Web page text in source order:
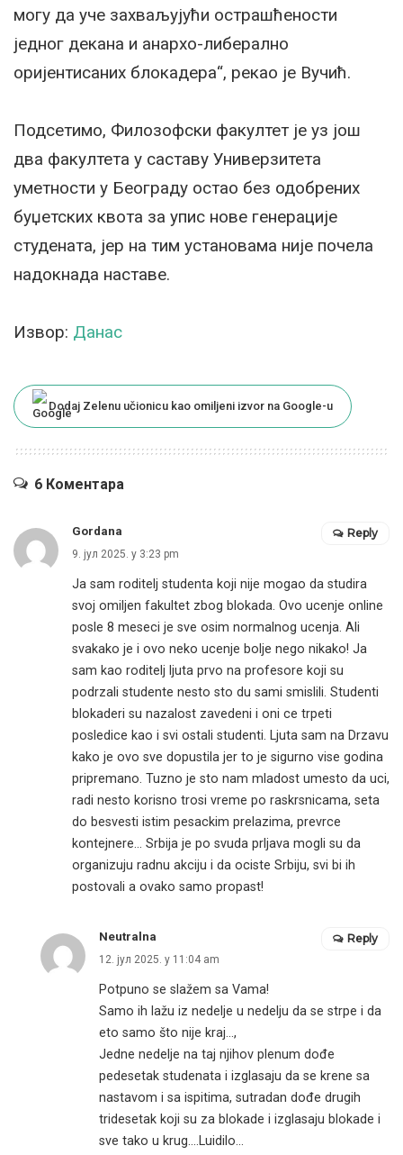
могу да уче захваљујући острашћености
једног декана и анархо-либерално
оријентисаних блокадера“, рекао је Вучић.
Подсетимо, Филозофски факултет је уз још
два факултета у саставу Универзитета
уметности у Београду остао без одобрених
буџетских квота за упис нове генерације
студената, јер на тим установама није почела
надокнада наставе.
Извор: Данас
Dodaj Zelenu učionicu kao omiljeni izvor na Google-u
6 Коментара
Gordana
9. јул 2025. у 3:23 pm
Ja sam roditelj studenta koji nije mogao da studira
svoj omiljen fakultet zbog blokada. Ovo ucenje online
posle 8 meseci je sve osim normalnog ucenja. Ali
svakako je i ovo neko ucenje bolje nego nikako! Ja
sam kao roditelj ljuta prvo na profesore koji su
podrzali studente nesto sto du sami smislili. Studenti
blokaderi su nazalost zavedeni i oni ce trpeti
posledice kao i svi ostali studenti. Ljuta sam na Drzavu
kako je ovo sve dopustila jer to je sigurno vise godina
pripremano. Tuzno je sto nam mladost umesto da uci,
radi nesto korisno trosi vreme po raskrsnicama, seta
do besvesti istim pesackim prelazima, prevrce
kontejnere… Srbija je po svuda prljava mogli su da
organizuju radnu akciju i da ociste Srbiju, svi bi ih
postovali a ovako samo propast!
Reply
Neutralna
12. јул 2025. у 11:04 am
Potpuno se slažem sa Vama!
Samo ih lažu iz nedelje u nedelju da se strpe i da
eto samo što nije kraj…,
Jedne nedelje na taj njihov plenum dođe
pedesetak studenata i izglasaju da se krene sa
nastavom i sa ispitima, sutradan dođe drugih
tridesetak koji su za blokade i izglasaju blokade i
sve tako u krug….Luidilo…
Reply